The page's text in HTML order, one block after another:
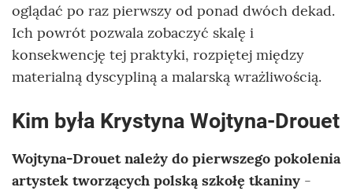
oglądać po raz pierwszy od ponad dwóch dekad.
Ich powrót pozwala zobaczyć skalę i
konsekwencję tej praktyki, rozpiętej między
materialną dyscypliną a malarską wrażliwością.
Kim była Krystyna Wojtyna-Drouet
Wojtyna-Drouet należy do pierwszego pokolenia
artystek tworzących polską szkołę tkaniny -